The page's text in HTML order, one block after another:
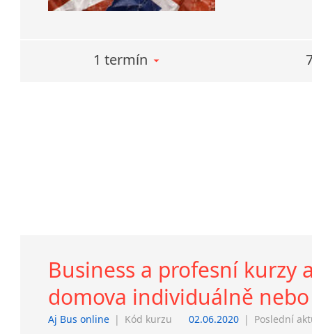
1 termín
Business a profesní
domova individuálně
Aj Bus online | Kód kurzu 02.06.2020 | Poslední